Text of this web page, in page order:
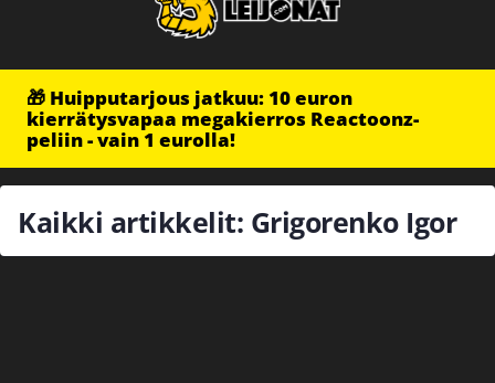
🎁 Huipputarjous jatkuu: 10 euron
kierrätysvapaa megakierros Reactoonz-
peliin - vain 1 eurolla!
Kaikki artikkelit: Grigorenko Igor